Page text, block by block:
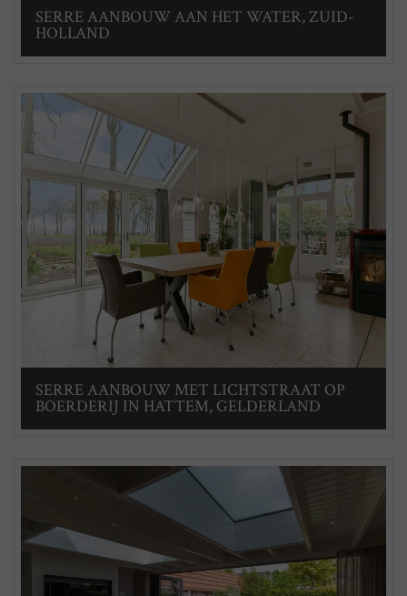
SERRE AANBOUW AAN HET WATER, ZUID-
HOLLAND
SERRE AANBOUW MET LICHTSTRAAT OP
BOERDERIJ IN HATTEM, GELDERLAND